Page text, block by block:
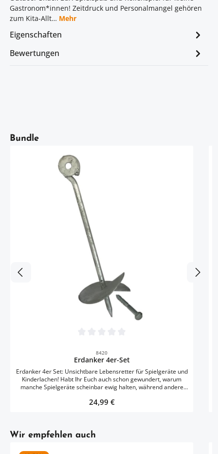
Gastronom*innen! Zeitdruck und Personalmangel gehören
zum Kita-Allt… Mehr
Eigenschaften
Bewertungen
Artikelgalerie überspringen
Bundle
8420
Erdanker 4er-Set
Erdanker 4er Set: Unsichtbare Lebensretter für Spielgeräte und
Kinderlachen! Habt Ihr Euch auch schon gewundert, warum
manche Spielgeräte scheinbar ewig halten, während andere
liegt oft unsichtbar im Boden verborgen! Unsere Erdanker
aufsteigende Bodenfeuchtigkeit abgehalten – jener heimliche
Feind, der die Holzfasern durchdringt und langsam zerstört.
Durch die erhöhte Position kann Regenwasser besser ablaufen,
Regulärer Preis:
24,99 €
Artikelgalerie überspringen
Wir empfehlen auch